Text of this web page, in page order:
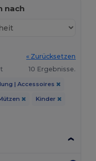
nach
« Zurücksetzen
10 Ergebnisse.
| Accessoires
Kinder